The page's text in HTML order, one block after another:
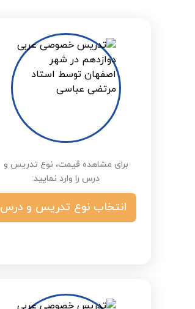
برای مشاهده قیمت، نوع تدریس و
درس را وارد نمایید:
انتخاب نوع تدریس و درس